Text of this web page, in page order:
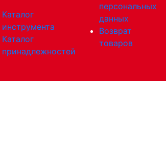
Каталог
инструмента
Каталог
принадлежностей
персональных
данных
Возврат
товаров